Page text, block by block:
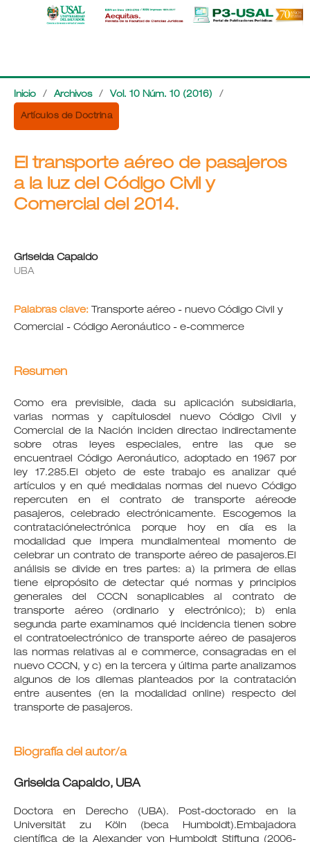
Inicio / Archivos / Vol. 10 Núm. 10 (2016) /
Artículos de Doctrina
El transporte aéreo de pasajeros
a la luz del Código Civil y
Comercial del 2014.
Griselda Capaldo
UBA
Palabras clave: Transporte aéreo - nuevo Código Civil y
Comercial - Código Aeronáutico - e-commerce
Resumen
Como era previsible, dada su aplicación subsidiaria,
varias normas y capítulosdel nuevo Código Civil y
Comercial de la Nación inciden directao indirectamente
sobre otras leyes especiales, entre las que se
encuentrael Código Aeronáutico, adoptado en 1967 por
ley 17.285.El objeto de este trabajo es analizar qué
artículos y en qué medidalas normas del nuevo Código
repercuten en el contrato de transporte aéreode
pasajeros, celebrado electrónicamente. Escogemos la
contrataciónelectrónica porque hoy en día es la
modalidad que impera mundialmenteal momento de
celebrar un contrato de transporte aéreo de pasajeros.El
análisis se divide en tres partes: a) la primera de ellas
tiene elpropósito de detectar qué normas y principios
generales del CCCN sonaplicables al contrato de
transporte aéreo (ordinario y electrónico); b) enla
segunda parte examinamos qué incidencia tienen sobre
el contratoelectrónico de transporte aéreo de pasajeros
las normas relativas al e commerce, consagradas en el
nuevo CCCN, y c) en la tercera y última parte analizamos
algunos de los dilemas planteados por la contratación
entre ausentes (en la modalidad online) respecto del
transporte de pasajeros.
Biografía del autor/a
Griselda Capaldo, UBA
Doctora en Derecho (UBA). Post-doctorado en la
Universität zu Köln (beca Humboldt).Embajadora
científica de la Alexander von Humboldt Stiftung (2006-